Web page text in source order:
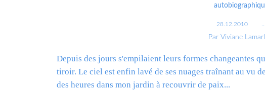
28.12.2010
Par Viviane
Depuis des jours s'empilaient leurs formes changeantes
tiroir. Le ciel est enfin lavé de ses nuages traînant au vu
des heures dans mon jardin à recouvrir de paix...